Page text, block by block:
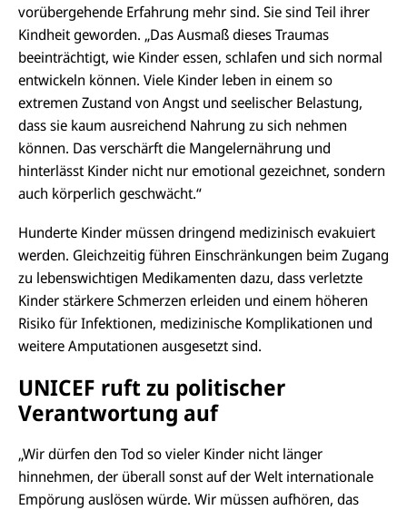
vorübergehende Erfahrung mehr sind. Sie sind Teil ihrer
Kindheit geworden. „Das Ausmaß dieses Traumas
beeinträchtigt, wie Kinder essen, schlafen und sich normal
entwickeln können. Viele Kinder leben in einem so
extremen Zustand von Angst und seelischer Belastung,
dass sie kaum ausreichend Nahrung zu sich nehmen
können. Das verschärft die Mangelernährung und
hinterlässt Kinder nicht nur emotional gezeichnet, sondern
auch körperlich geschwächt.“
Hunderte Kinder müssen dringend medizinisch evakuiert
werden. Gleichzeitig führen Einschränkungen beim Zugang
zu lebenswichtigen Medikamenten dazu, dass verletzte
Kinder stärkere Schmerzen erleiden und einem höheren
Risiko für Infektionen, medizinische Komplikationen und
weitere Amputationen ausgesetzt sind.
UNICEF ruft zu politischer
Verantwortung auf
„Wir dürfen den Tod so vieler Kinder nicht länger
hinnehmen, der überall sonst auf der Welt internationale
Empörung auslösen würde. Wir müssen aufhören, das